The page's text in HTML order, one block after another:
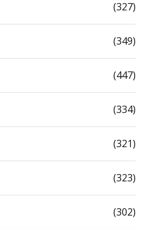
(327)
(349)
(447)
(334)
(321)
(323)
(302)